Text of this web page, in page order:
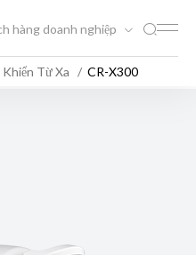
hàng doanh nghiệp
Từ Xa CR-X300